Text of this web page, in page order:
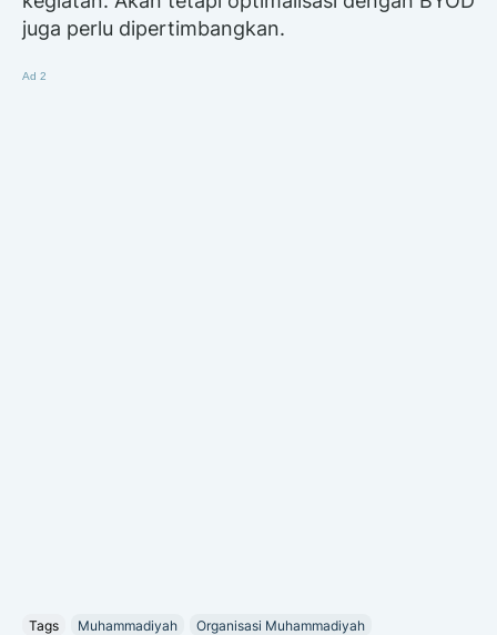
juga perlu dipertimbangkan.
Ad 2
Tags Muhammadiyah Organisasi Muhammadiyah